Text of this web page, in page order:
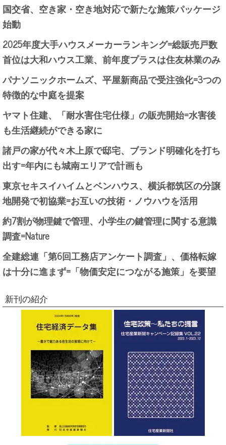
国交省、空き家・空き地対応で新たな施策パッケージ
始動
2025年度大手ハウスメーカーランキング=総販売戸数
首位は大和ハウス工業、前年度プラスは住友林業のみ
パナソニックホームズ、平屋新商品で受注強化=3つの
特徴的な中庭を提案
ヤマト住建、「耐水害住宅仕様」の販売開始=水害後
も生活継続ができる家に
諸戸の家が代々木上原で邸宅、ブランド明確化を打ち
出す=年内にも城南エリアで計画も
東京セキスイハイムとベンハウス、横浜都筑区の分譲
地開発で初協業=お互いの技術・ノウハウを活用
約7割が物理鍵で管理、小学生の鍵管理に関する意識
調査=Nature
全建総連「第6回工務店アンケート調査」、価格転嫁
は十分に進まず=「物価安定につながる施策」を要望
新刊の紹介